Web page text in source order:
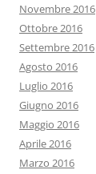
Novembre 2016
Ottobre 2016
Settembre 2016
Agosto 2016
Luglio 2016
Giugno 2016
Maggio 2016
Aprile 2016
Marzo 2016